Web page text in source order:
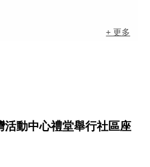
+ 更多
活動中心禮堂舉行社區座